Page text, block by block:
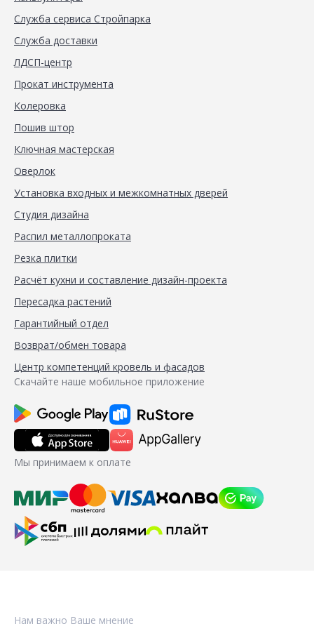
Служба сервиса Стройпарка
Служба доставки
ЛДСП-центр
Прокат инструмента
Колеровка
Пошив штор
Ключная мастерская
Оверлок
Установка входных и межкомнатных дверей
Студия дизайна
Распил металлопроката
Резка плитки
Расчёт кухни и составление дизайн-проекта
Пересадка растений
Гарантийный отдел
Возврат/обмен товара
Центр компетенций кровель и фасадов
Скачайте наше мобильное приложение
Мы принимаем к оплате
Нам важно Ваше мнение